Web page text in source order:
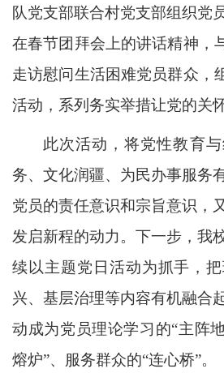
队党支部联合村党支部组织党
在春节团拜会上的讲话精神，
走访慰问生活困难党员群众，
活动，系列务实举措让党的关
此次活动，将党性教育
务、文化润疆、为民办事服务
党员的责任意识和宗旨意识，
发启新程的动力。下一步，我
续以主题党日活动为抓手，
兴、基层治理等内容有机融合
动成为党员理论学习的“主阵
熔炉”、服务群众的“连心桥”。